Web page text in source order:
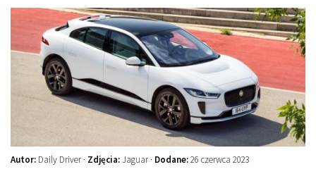
Kalkulatory
Przelicznik mocy
Auto z niemiec
Galerie
Autor: Daily Driver · Zdjęcia:Jaguar · Dodane:26 czerwca 2023